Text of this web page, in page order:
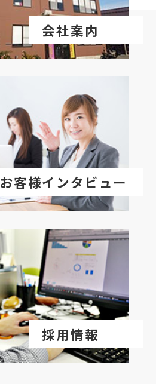
会社案内
お客様インタビュー
採用情報